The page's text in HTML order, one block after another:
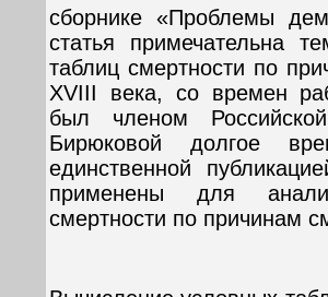
сборнике «Проблемы
статья примечательна
таблиц смертности по
XVIII века, со времен
был членом
Бирюковой долгое
единственной
применены для
смертности по причинам